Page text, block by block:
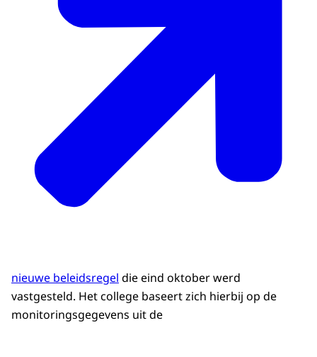
nieuwe beleidsregel die eind oktober werd
vastgesteld. Het college baseert zich hierbij op de
monitoringsgegevens uit de